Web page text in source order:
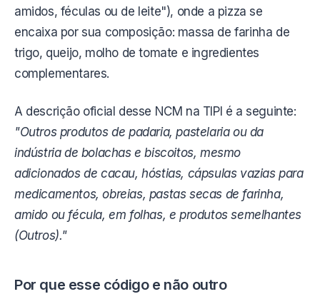
amidos, féculas ou de leite"), onde a pizza se
encaixa por sua composição: massa de farinha de
trigo, queijo, molho de tomate e ingredientes
complementares.
A descrição oficial desse NCM na TIPI é a seguinte:
"Outros produtos de padaria, pastelaria ou da
indústria de bolachas e biscoitos, mesmo
adicionados de cacau, hóstias, cápsulas vazias para
medicamentos, obreias, pastas secas de farinha,
amido ou fécula, em folhas, e produtos semelhantes
(Outros)."
Por que esse código e não outro